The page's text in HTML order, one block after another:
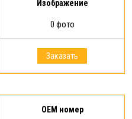
Изображение
0 фото
Заказать
OEM номер